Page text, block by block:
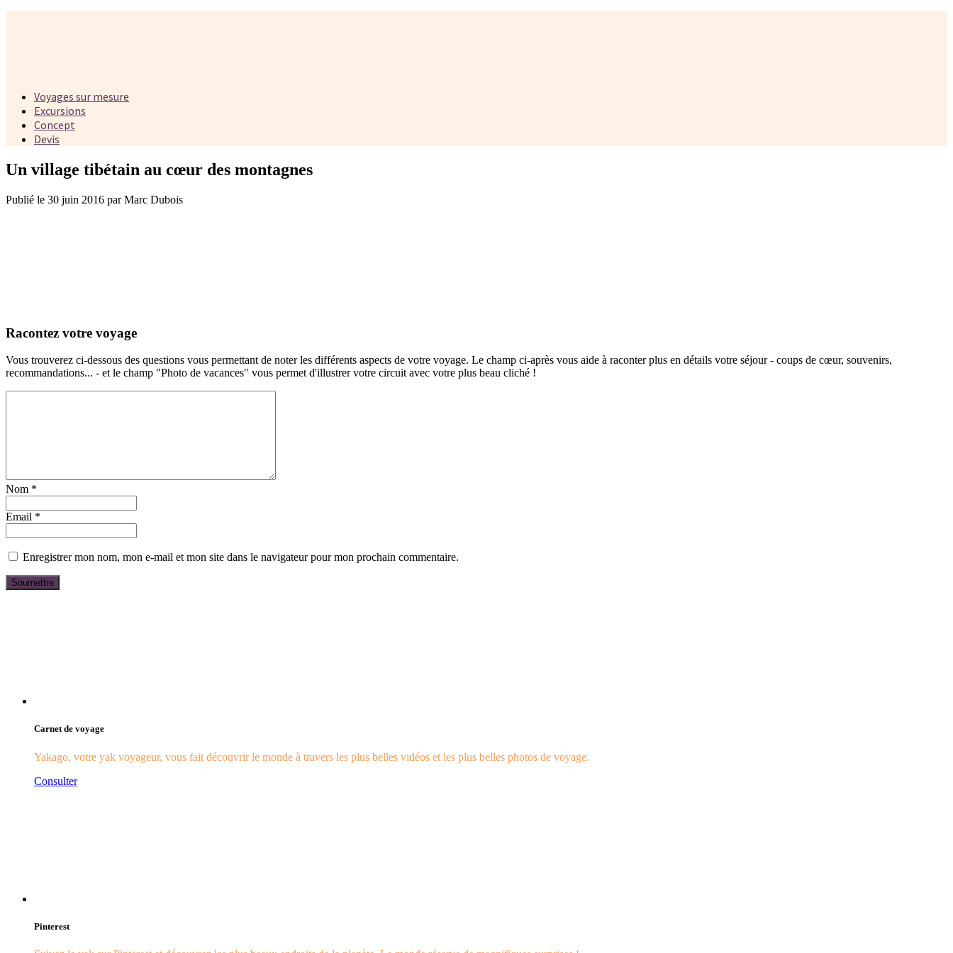
Voyages sur mesure
Excursions
Concept
Devis
Un village tibétain au cœur des montagnes
Publié le 30 juin 2016 par Marc Dubois
Racontez votre voyage
Vous trouverez ci-dessous des questions vous permettant de noter les différents aspects de votre voyage. Le champ ci-après vous aide à raconter plus en détails votre séjour - coups de cœur, souvenirs,
recommandations... - et le champ "Photo de vacances" vous permet d'illustrer votre circuit avec votre plus beau cliché !
Nom *
Email *
Enregistrer mon nom, mon e-mail et mon site dans le navigateur pour mon prochain commentaire.
Carnet de voyage
Yakago, votre yak voyageur, vous fait découvrir le monde à travers les plus belles vidéos et les plus belles photos de voyage.
Consulter
Pinterest